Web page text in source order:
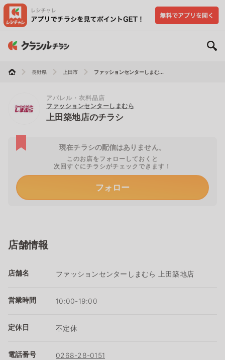
長野県 上田市 ファッションセンターしまむ...
アパレル・衣料品店
ファッションセンターしまむら
上田築地店のチラシ
現在チラシの配信はありません。
このお店をフォローしておくと
次回すぐにチラシがチェックできます！
フォロー
店舗情報
店舗名 ファッションセンターしまむら 上田築地店
営業時間 10:00-19:00
定休日 不定休
電話番号 0268-28-0151